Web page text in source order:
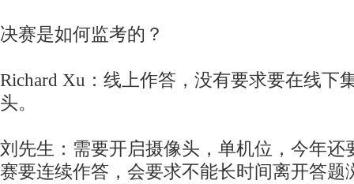
决赛是如何监考的？
Richard Xu：线上作答，没有要求要在线下
头。
刘先生：需要开启摄像头，单机位，今年还
赛要连续作答，会要求不能长时间离开答题